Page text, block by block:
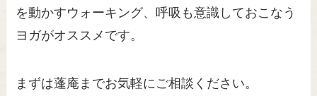
を動かすウォーキング、呼吸も意識しておこなう
ヨガがオススメです。
まずは蓬庵までお気軽にご相談ください。